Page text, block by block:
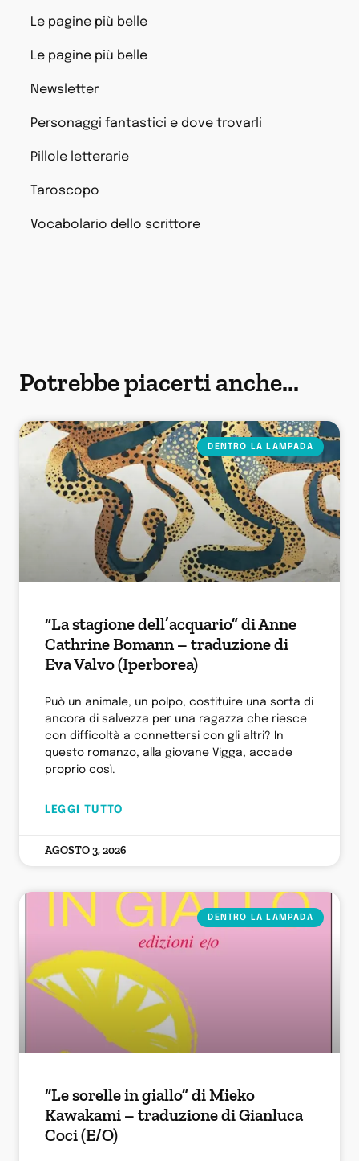
Le pagine più belle
Le pagine più belle
Newsletter
Personaggi fantastici e dove trovarli
Pillole letterarie
Taroscopo
Vocabolario dello scrittore
Potrebbe piacerti anche...
DENTRO LA LAMPADA
“La stagione dell’acquario” di Anne
Cathrine Bomann – traduzione di
Eva Valvo (Iperborea)
Può un animale, un polpo, costituire una sorta di
ancora di salvezza per una ragazza che riesce
con difficoltà a connettersi con gli altri? In
questo romanzo, alla giovane Vigga, accade
proprio così.
LEGGI TUTTO
AGOSTO 3, 2026
DENTRO LA LAMPADA
“Le sorelle in giallo” di Mieko
Kawakami – traduzione di Gianluca
Coci (E/O)